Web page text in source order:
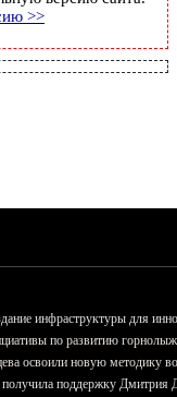
>>
инфраструктуры для
по развитию
освоили новую методику
получила поддержку Дмитрия